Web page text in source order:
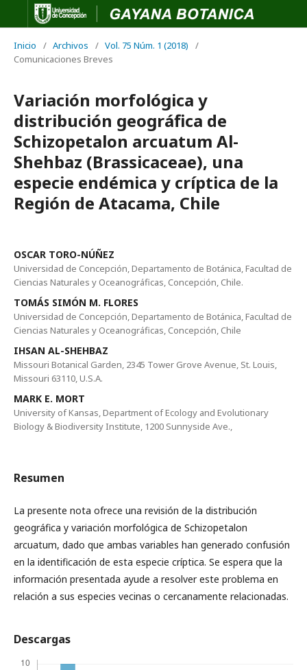
Inicio / Archivos / Vol. 75 Núm. 1 (2018)
/
Comunicaciones Breves
Variación morfológica y
distribución geográfica de
Schizopetalon arcuatum Al-
Shehbaz (Brassicaceae), una
especie endémica y críptica de la
Región de Atacama, Chile
OSCAR TORO-NÚÑEZ
Universidad de Concepción, Departamento de Botánica, Facultad de
Ciencias Naturales y Oceanográficas, Concepción, Chile.
TOMÁS SIMÓN M. FLORES
Universidad de Concepción, Departamento de Botánica, Facultad de
Ciencias Naturales y Oceanográficas, Concepción, Chile
IHSAN AL-SHEHBAZ
Missouri Botanical Garden, 2345 Tower Grove Avenue, St. Louis,
Missouri 63110, U.S.A.
MARK E. MORT
University of Kansas, Department of Ecology and Evolutionary
Biology & Biodiversity Institute, 1200 Sunnyside Ave.,
Resumen
La presente nota ofrece una revisión de la distribución
geográfica y variación morfológica de Schizopetalon
arcuatum, dado que ambas variables han generado confusión
en la identificación de esta especie críptica. Se espera que la
información presentada ayude a resolver este problema en
relación a sus especies vecinas o cercanamente relacionadas.
Descargas